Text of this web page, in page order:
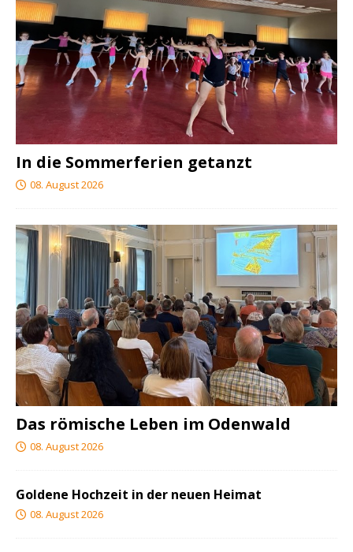
In die Sommerferien getanzt
08. August 2026
Das römische Leben im Odenwald
08. August 2026
Goldene Hochzeit in der neuen Heimat
08. August 2026